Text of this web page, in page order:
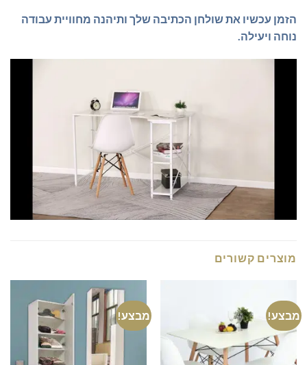
הזמן עכשיו את שולחן הכתיבה שלך ותיהנה מחוויית עבודה
נוחה ויעילה.
מוצרים קשורים
מבצע! מבצע!